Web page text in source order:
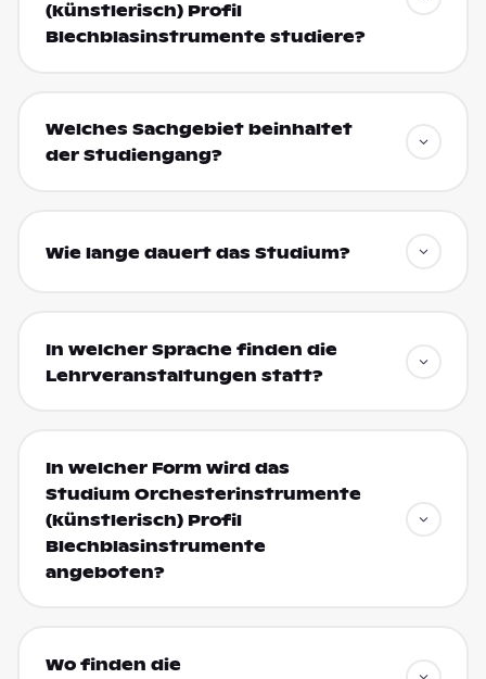
(künstlerisch) Profil
Blechblasinstrumente studiere?
Welches Sachgebiet beinhaltet
der Studiengang?
Wie lange dauert das Studium?
In welcher Sprache finden die
Lehrveranstaltungen statt?
In welcher Form wird das
Studium Orchesterinstrumente
(künstlerisch) Profil
Blechblasinstrumente
angeboten?
Wo finden die